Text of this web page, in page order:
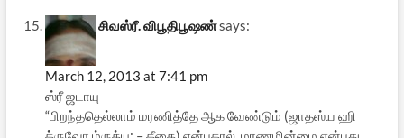
சிவஸ்ரீ. விபூதிபூஷண்says:
March 12, 2013 at 7:41 pm
ஸ்ரீ ஜடாயு
“பிறந்ததெல்லாம் மரணித்தே ஆக வேண்டும் (ஜாதஸ்ய ஹி